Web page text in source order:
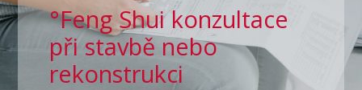
°Feng Shui konzultace
při stavbě nebo
rekonstrukci